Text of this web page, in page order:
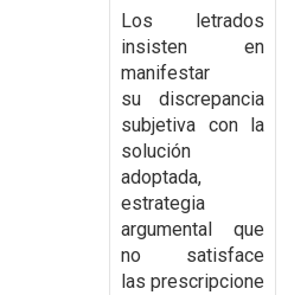
Los letrados
insisten en
manifestar
su discrepancia
subjetiva con la
solución
adoptada,
estrategia
argumental que
no satisface
las prescripcione